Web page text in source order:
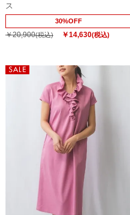
ス
30%OFF
￥20,900(税込) ￥14,630(税込)